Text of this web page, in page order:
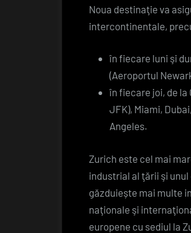
Noua destinaţie va
intercontinentale,
în fiecare luni şi
(Aeroportul
în fiecare joi, de la
JFK), Miami,
Angeles.
Zurich este cel mai
industrial al ţării şi
găzduiește mai multe
naţionale şi
europene cu sediul la